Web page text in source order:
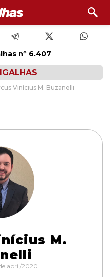
nº 6.407
Vinícius M. Buzanelli
M.
abril/2020.